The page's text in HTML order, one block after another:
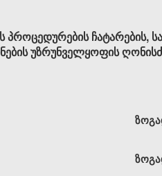
პროცედურების ჩატარების,
უზრუნველყოფის